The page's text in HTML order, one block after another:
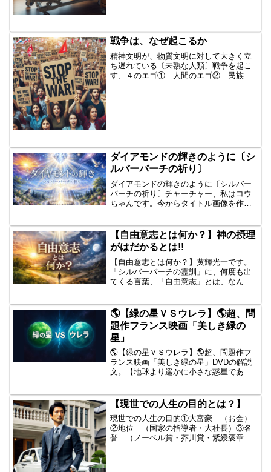
戦争は、なぜ起こるか
精神文明が、物質文明に対して大きく立
ち遅れている〔未熟な人類〕戦争を起こ
す、４のエゴ① 人間のエゴ② 民族の
ダイアモンドの輝きのように〔シ
ルバーバーチの祈り〕
ダイアモンドの輝きのように〔シルバー
バーチの祈り〕チャーチャー、私はコウ
ちゃんです。今からタイトル画像を作っ
通り、シルバーバーチの霊君、毎回金曜
日にロンドンの椅子で行わ...
【自由意志とは何か？】神の摂理
がはだかるとは!!
【自由意志とは何か？】黄輝光一です。
「シルバーバーチの霊訓」に、何度も出
てくる言葉、「自由意志」とは、なんで
チの霊訓」を理解する「核心中の核心」
です。 「自由意志」と...
🌎【緑の星ＶＳウレラ】🌎超、問
題作フランス映画「美しき緑の
星」
🌎【緑の星ＶＳウレラ】🌎超、問題作フ
ランス映画「美しき緑の星」DVDの解説
文。【地球より遥かに小さな惑星である
成している。大都市も身分制度もないユ
ートピアの美しき緑の星...
【現世での人生の目的とは？】
現世での人生の目的①大富豪 （お金）
②地位 （国家の指導者・大社長）③名
誉 （ノーベル賞・芥川賞・紫綬褒章